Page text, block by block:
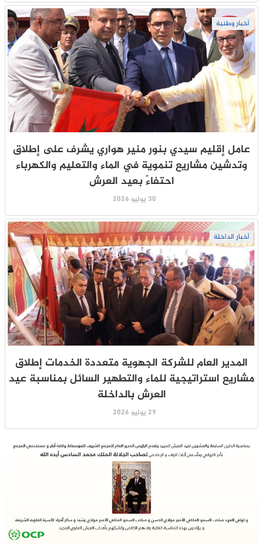
أخبار وطنية
عامل إقليم سيدي بنور منير هواري يشرف على إطلاق
وتدشين مشاريع تنموية في الماء والتعليم والكهرباء
احتفاءً بعيد العرش
30 يوليو 2026
أخبار الداخلة
المدير العام للشركة الجهوية متعددة الخدمات إطلاق
مشاريع استراتيجية للماء والتطهير السائل بمناسبة عيد
العرش بالداخلة
29 يوليو 2026